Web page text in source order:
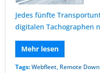
Jedes fünfte
digitalen Tachographen
Mehr lesen
Tags:Webfleet, Remote